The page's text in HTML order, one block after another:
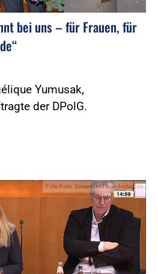
bei uns – für Frauen, für
Yumusak,
der DPolG.
Foto:Foto: Screenshot bundestag.de